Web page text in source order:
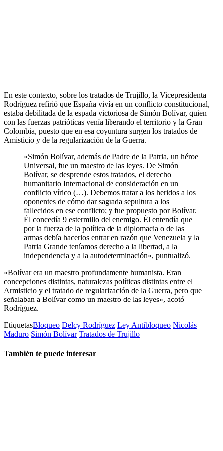
En este contexto, sobre los tratados de Trujillo, la Vicepresidenta
Rodríguez refirió que España vivía en un conflicto constitucional,
estaba debilitada de la espada victoriosa de Simón Bolívar, quien
con las fuerzas patrióticas venía liberando el territorio y la Gran
Colombia, puesto que en esa coyuntura surgen los tratados de
Amisticio y de la regularización de la Guerra.
«Simón Bolívar, además de Padre de la Patria, un héroe
Universal, fue un maestro de las leyes. De Simón
Bolívar, se desprende estos tratados, el derecho
humanitario Internacional de consideración en un
conflicto vírico (…). Debemos tratar a los heridos a los
oponentes de cómo dar sagrada sepultura a los
fallecidos en ese conflicto; y fue propuesto por Bolívar.
Él concedía 9 estermillo del enemigo. Él entendía que
por la fuerza de la política de la diplomacia o de las
armas debía hacerlos entrar en razón que Venezuela y la
Patria Grande teníamos derecho a la libertad, a la
independencia y a la autodeterminación», puntualizó.
«Bolívar era un maestro profundamente humanista. Eran
concepciones distintas, naturalezas políticas distintas entre el
Armisticio y el tratado de regularización de la Guerra, pero que
señalaban a Bolívar como un maestro de las leyes», acotó
Rodríguez.
EtiquetasBloqueo Delcy Rodríguez Ley Antibloqueo Nicolás
Maduro Simón Bolívar Tratados de Trujillo
También te puede interesar